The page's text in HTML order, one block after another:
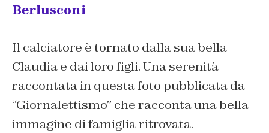
Berlusconi
Il calciatore è tornato dalla sua bella
Claudia e dai loro figli. Una serenità
raccontata in questa foto pubblicata da
“Giornalettismo” che racconta una bella
immagine di famiglia ritrovata.